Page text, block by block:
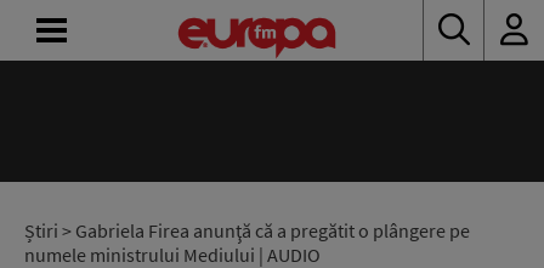
Știri > Gabriela Firea anunţă că a pregătit o plângere pe
numele ministrului Mediului | AUDIO
RADIO